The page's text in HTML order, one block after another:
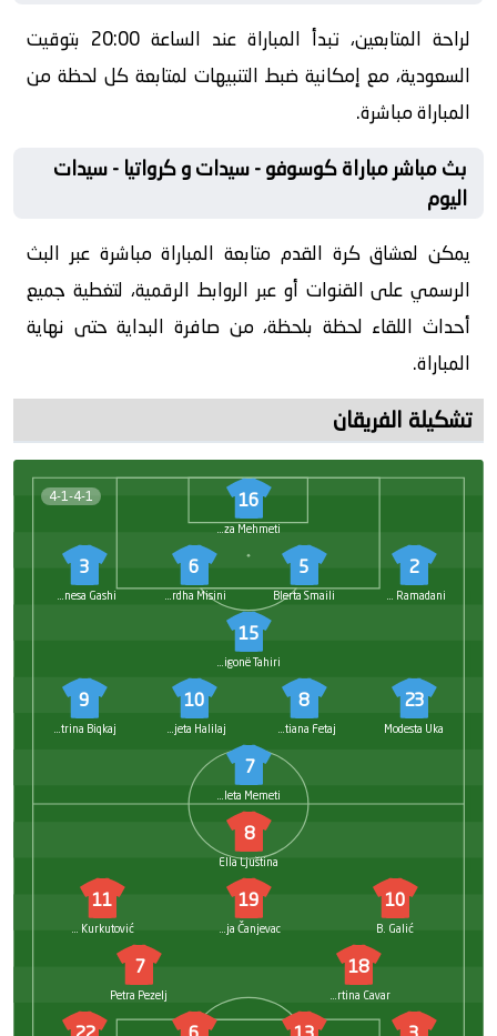
لراحة المتابعين، تبدأ المباراة عند الساعة 20:00 بتوقيت
السعودية، مع إمكانية ضبط التنبيهات لمتابعة كل لحظة من
المباراة مباشرة.
بث مباشر مباراة كوسوفو - سيدات و كرواتيا - سيدات
اليوم
يمكن لعشاق كرة القدم متابعة المباراة مباشرة عبر البث
الرسمي على القنوات أو عبر الروابط الرقمية، لتغطية جميع
أحداث اللقاء لحظة بلحظة، من صافرة البداية حتى نهاية
المباراة.
تشكيلة الفريقان
4-1-4-1 16
Djellza Mehmeti
2
Rrezona Ramadani
5
Blerta Smaili
6
Lumbardha Misini
3
Argnesa Gashi
15
Marigonë Tahiri
23
Modesta Uka
8
Gentiana Fetaj
10
Donjeta Halilaj
9
Kaltrina Biqkaj
7
Erëleta Memeti
8
Ella Ljuština
10
B. Galić
19
Janja Čanjevac
11
Karla Kurkutović
18
Martina Cavar
7
Petra Pezelj